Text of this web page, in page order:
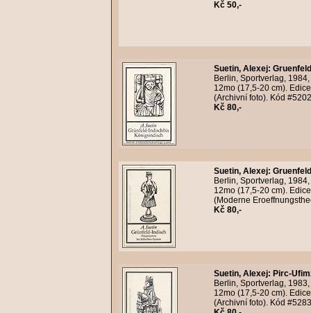
Kč 50,-
Suetin, Alexej:
Berlin, Sportverlag,
12mo (17,5-20 cm).
(Archivní foto). Kód
Kč 80,-
Suetin, Alexej:
Berlin, Sportverlag,
12mo (17,5-20 cm).
(Moderne
Kč 80,-
Suetin, Alexej: Pirc-
Berlin, Sportverlag,
12mo (17,5-20 cm).
(Archivní foto). Kód